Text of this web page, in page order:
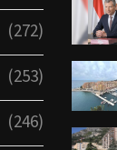
(272)
(253)
(246)